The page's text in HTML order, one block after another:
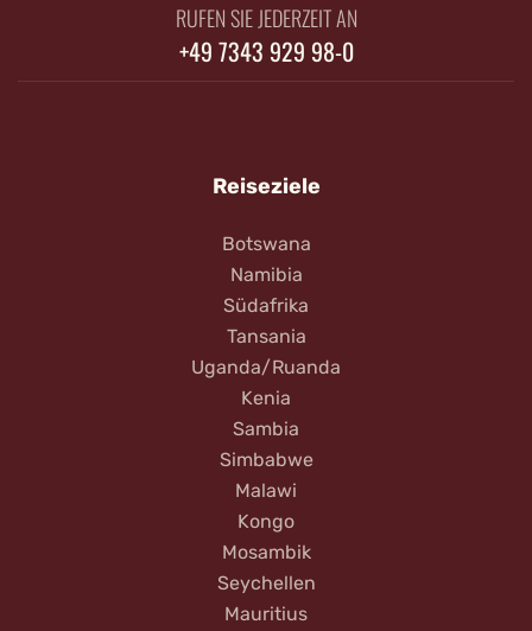
RUFEN SIE JEDERZEIT AN
+49 7343 929 98-0
Reiseziele
Botswana
Namibia
Südafrika
Tansania
Uganda/Ruanda
Kenia
Sambia
Simbabwe
Malawi
Kongo
Mosambik
Seychellen
Mauritius